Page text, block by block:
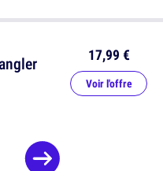
17,99 €
Voir l'offre